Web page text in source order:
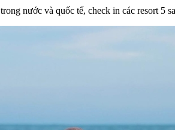
nước và quốc tế, check in các resort 5